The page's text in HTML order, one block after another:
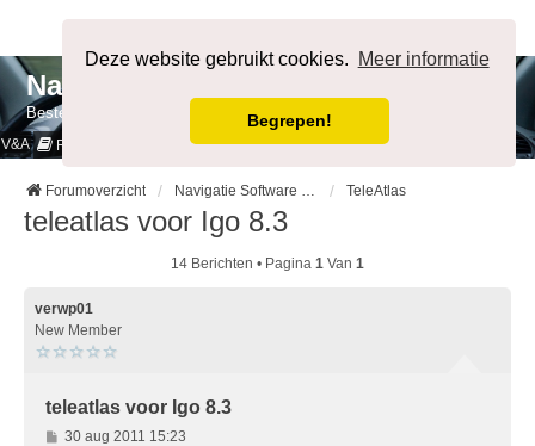
Deze website gebruikt cookies. Meer informatie
Begrepen!
NavigatieForum
Bestemming bereikt.
V&A Regels
Forumoverzicht Navigatie Software & Software voor Mobiele Systemen TeleAtlas
teleatlas voor Igo 8.3
14 Berichten • Pagina 1 Van 1
verwp01
New Member
teleatlas voor Igo 8.3
B30 aug 2011 15:23